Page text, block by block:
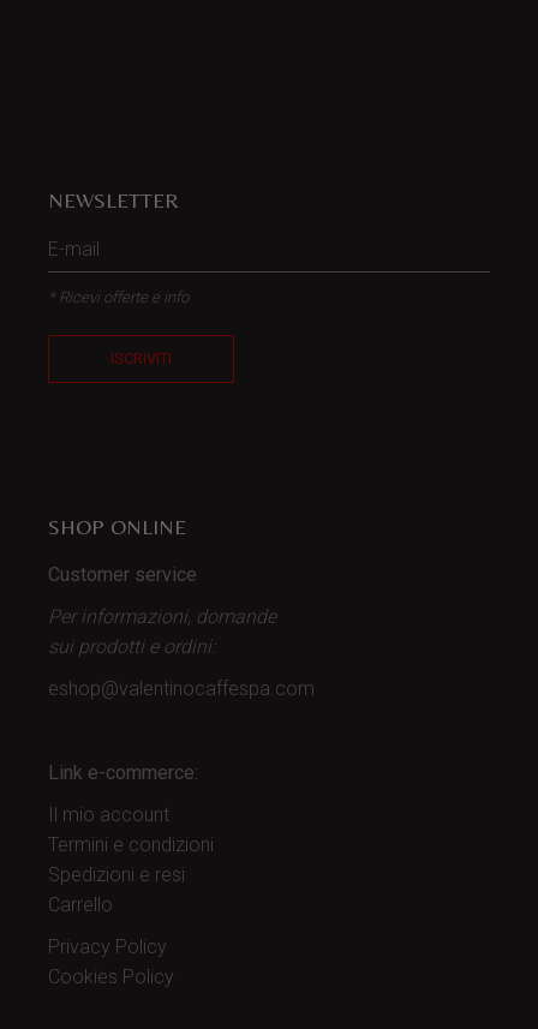
NEWSLETTER
* Ricevi offerte e info
ISCRIVITI
SHOP ONLINE
Customer service
Per informazioni, domande
sui prodotti e ordini:
eshop@valentinocaffespa.com
Link e-commerce:
Il mio account
Termini e condizioni
Spedizioni e resi
Carrello
Privacy Policy
Cookies Policy